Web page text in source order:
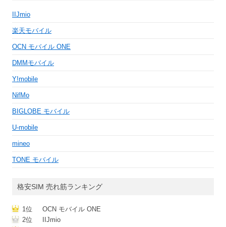
IIJmio
楽天モバイル
OCN モバイル ONE
DMMモバイル
Y!mobile
NifMo
BIGLOBE モバイル
U-mobile
mineo
TONE モバイル
格安SIM 売れ筋ランキング
1位
OCN モバイル ONE
2位
IIJmio